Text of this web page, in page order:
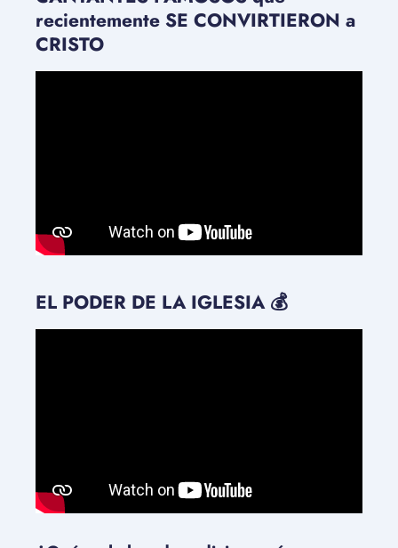
recientemente SE CONVIRTIERON a
CRISTO
EL PODER DE LA IGLESIA 💰